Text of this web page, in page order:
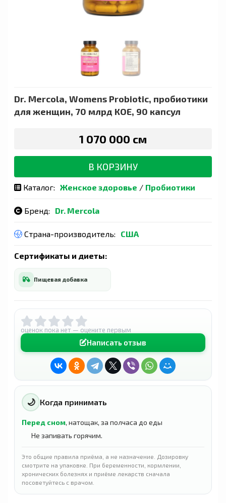
Dr. Mercola, Womens Probiotic, пробиотики
для женщин, 70 млрд КОЕ, 90 капсул
1 070 000 сӯм
В КОРЗИНУ
Каталог: Женское здоровье / Пробиотики
Бренд: Dr. Mercola
Страна-производитель: США
Сертификаты и диеты:
Пищевая добавка
оценок пока нет — оцените первым
Написать отзыв
🌙 Когда принимать
Перед сном, натощак, за полчаса до еды
Не запивать горячим.
Это общие правила приёма, а не назначение. Дозировку
смотрите на упаковке. При беременности, кормлении,
хронических болезнях и приёме лекарств сначала
посоветуйтесь с врачом.